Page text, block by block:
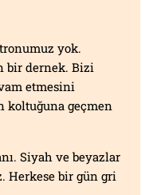
yok.
bir dernek. Bizi
etmesini
koltuğuna geçmen
Siyah ve beyazlar
Herkese bir gün gri